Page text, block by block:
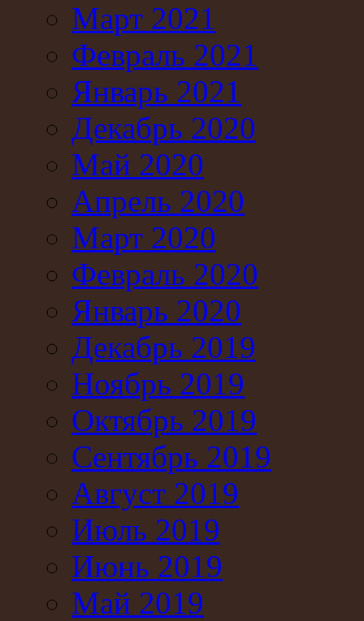
Март 2021
Февраль 2021
Январь 2021
Декабрь 2020
Май 2020
Апрель 2020
Март 2020
Февраль 2020
Январь 2020
Декабрь 2019
Ноябрь 2019
Октябрь 2019
Сентябрь 2019
Август 2019
Июль 2019
Июнь 2019
Май 2019